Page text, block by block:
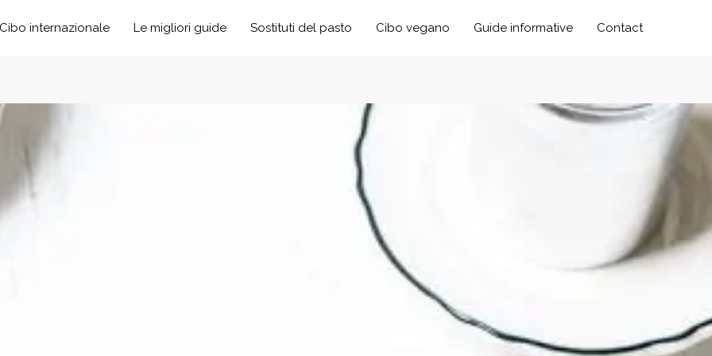
Cibo internazionale Le migliori guide Sostituti del pasto Cibo vegano Guide informative Contact